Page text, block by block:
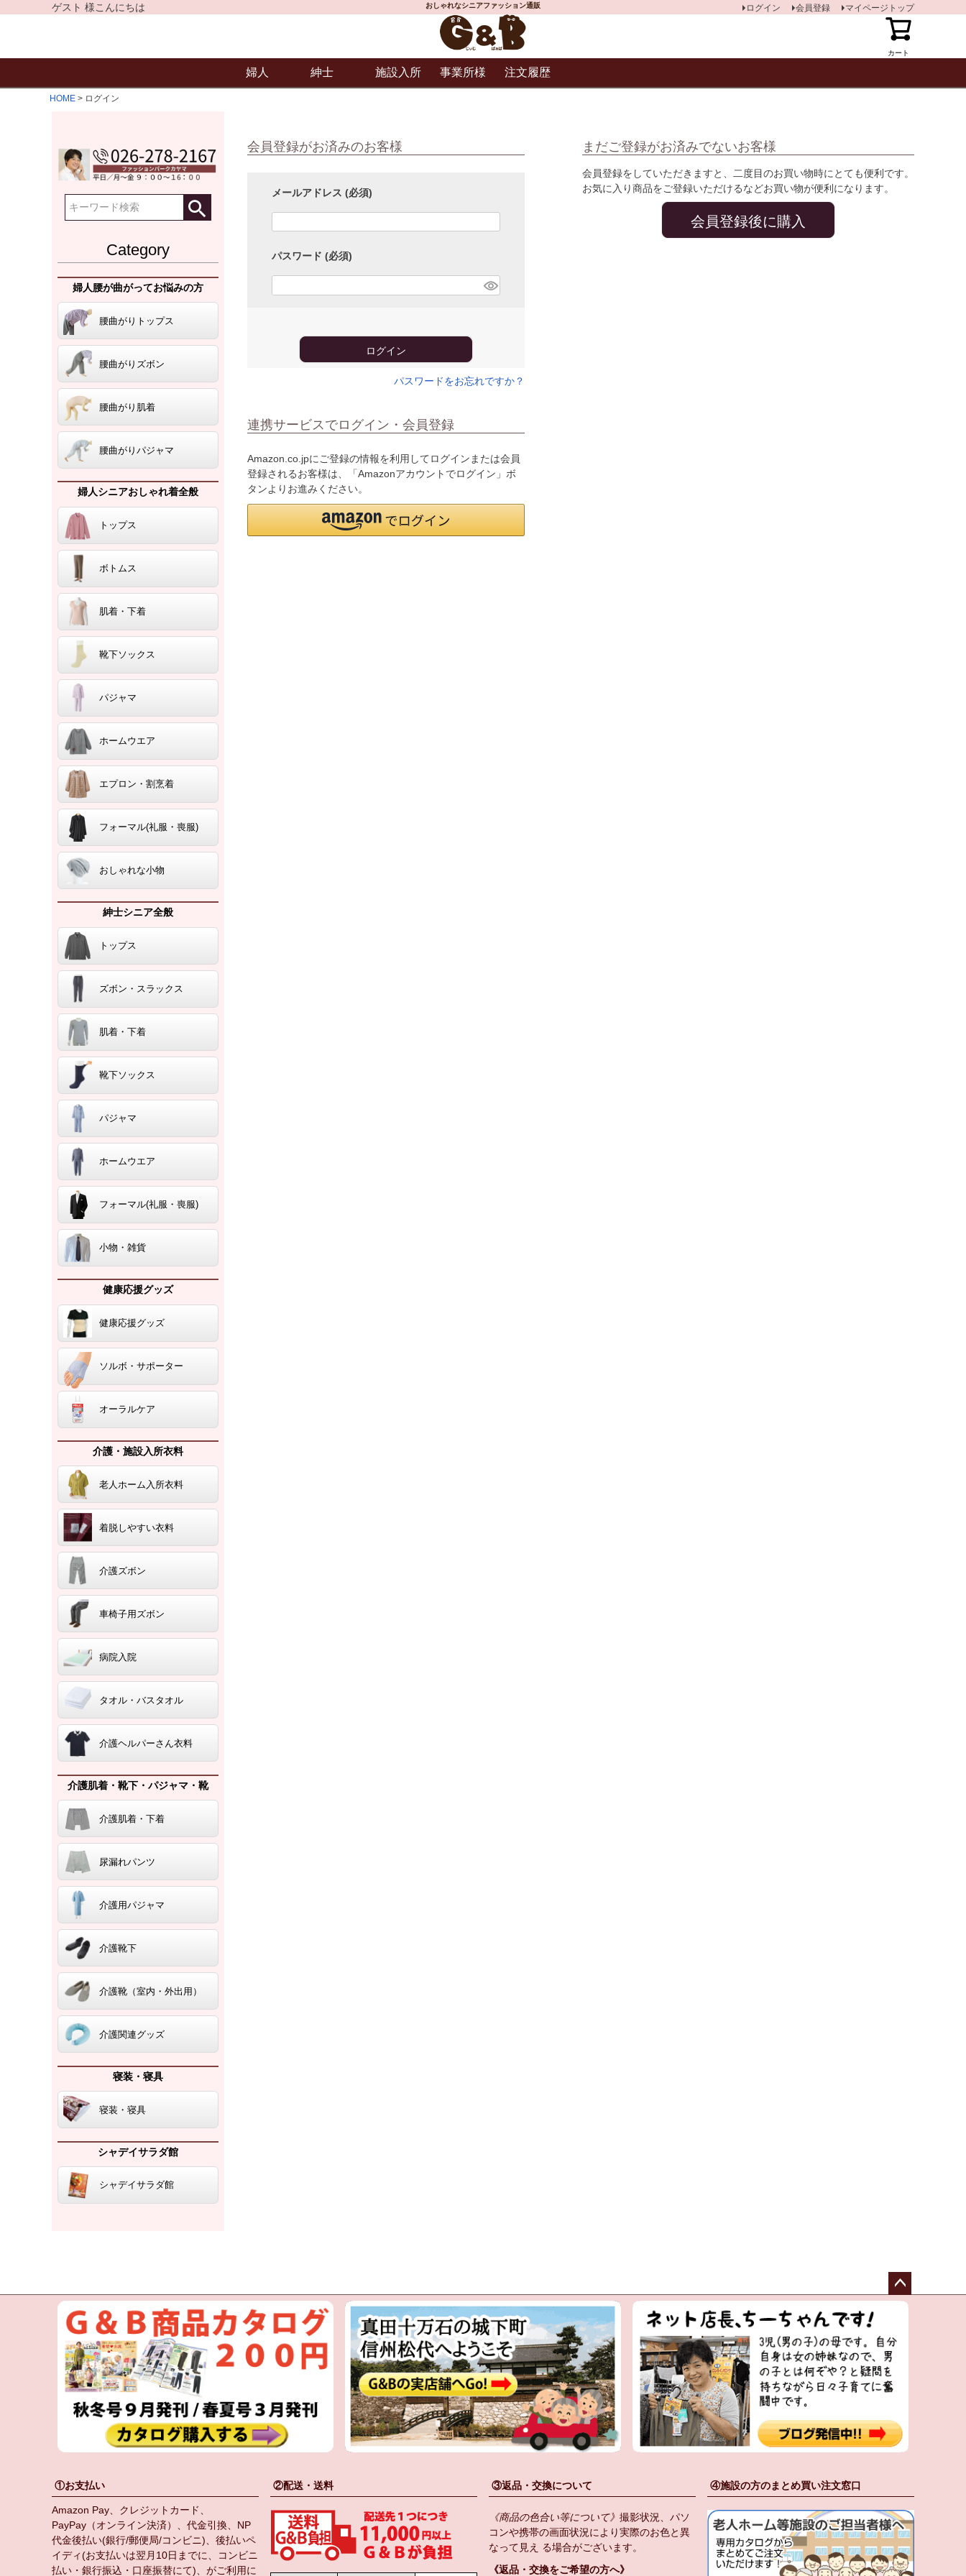
ゲスト 様こんにちは おしゃれなシニアファッション通販
カート
ログイン 会員登録 マイページトップ
婦人 紳士 施設入所 事業所様 注文履歴
HOME ログイン
Category
婦人腰が曲がってお悩みの方
腰曲がりトップス
腰曲がりズボン
腰曲がり肌着
腰曲がりパジャマ
婦人シニアおしゃれ着全般
トップス
ボトムス
肌着・下着
靴下ソックス
パジャマ
ホームウエア
エプロン・割烹着
フォーマル(礼服・喪服)
おしゃれな小物
紳士シニア全般
トップス
ズボン・スラックス
肌着・下着
靴下ソックス
パジャマ
ホームウエア
フォーマル(礼服・喪服)
小物・雑貨
健康応援グッズ
健康応援グッズ
ソルボ・サポーター
オーラルケア
介護・施設入所衣料
老人ホーム入所衣料
着脱しやすい衣料
介護ズボン
車椅子用ズボン
病院入院
タオル・バスタオル
介護ヘルパーさん衣料
介護肌着・靴下・パジャマ・靴
介護肌着・下着
尿漏れパンツ
介護用パジャマ
介護靴下
介護靴（室内・外出用）
介護関連グッズ
寝装・寝具
寝装・寝具
シャデイサラダ館
シャデイサラダ館
会員登録がお済みのお客様
メールアドレス (必須)
パスワード (必須)
ログイン
パスワードをお忘れですか？
連携サービスでログイン・会員登録
Amazon.co.jpにご登録の情報を利用してログインまたは会員
登録されるお客様は、「Amazonアカウントでログイン」ボ
タンよりお進みください。
まだご登録がお済みでないお客様
会員登録をしていただきますと、二度目のお買い物時にとても便利です。
お気に入り商品をご登録いただけるなどお買い物が便利になります。
会員登録後に購入
ペー
へ
①お支払い
Amazon Pay、クレジットカード、
PayPay（オンライン決済）、代金引換、NP
代金後払い(銀行/郵便局/コンビニ)、後払いペ
イディ(お支払いは翌月10日までに、コンビニ
払い・銀行振込・口座振替にて)、がご利用に
②配送・送料 ③返品・交換について
《商品の色合い等について》 撮影状況、パソ
コンや携帯の画面状況により実際のお色と異
なって見え る場合がございます。
《返品・交換をご希望の方へ》
④施設の方のまとめ買い注文窓口